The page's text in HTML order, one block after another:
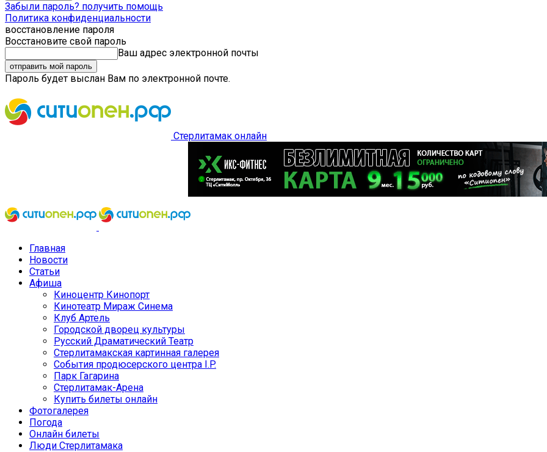
Забыли пароль? получить помощь
Политика конфиденциальности
восстановление пароля
Восстановите свой пароль
Ваш адрес электронной почты
Пароль будет выслан Вам по электронной почте.
Стерлитамак онлайн
Главная
Новости
Статьи
Афиша
Киноцентр Кинопорт
Кинотеатр Мираж Синема
Клуб Артель
Городской дворец культуры
Русский Драматический Театр
Стерлитамакская картинная галерея
События продюсерского центра I.P.
Парк Гагарина
Стерлитамак-Арена
Купить билеты онлайн
Фотогалерея
Погода
Онлайн билеты
Люди Стерлитамака